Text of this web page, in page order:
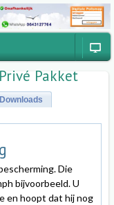
Pakket
Downloads
Die
bijvoorbeeld. U
en hoopt dat hij nog